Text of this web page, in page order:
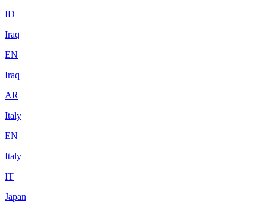
ID
Iraq
EN
Iraq
AR
Italy
EN
Italy
IT
Japan